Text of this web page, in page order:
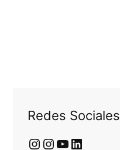
Redes Sociales